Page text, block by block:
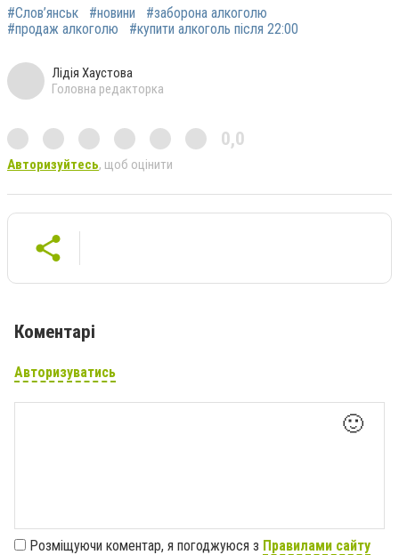
#Слов’янськ #новини
#заборона алкоголю
#продаж алкоголю
#купити алкоголь після 22:00
Лідія Хаустова
Головна редакторка
0,0
Авторизуйтесь, щоб оцінити
Коментарі
Авторизуватись
🙂
Розміщуючи коментар, я погоджуюся з Правилами сайту